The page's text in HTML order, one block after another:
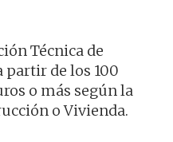
Técnica de
partir de los 100
o más según la
o Vivienda.